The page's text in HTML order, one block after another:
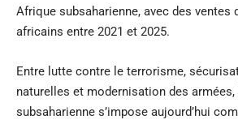
Afrique subsaharienne, avec des ventes
africains entre 2021 et 2025.
Entre lutte contre le terrorisme,
naturelles et modernisation des armées,
subsaharienne s’impose aujourd’hui